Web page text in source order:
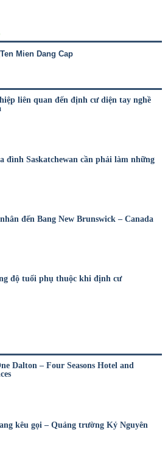
liên quan đến định cư diện tay nghề
đình Saskatchewan cần phải làm những
đến Bang New Brunswick – Canada
độ tuổi phụ thuộc khi định cư
Dalton – Four Seasons Hotel and
kêu gọi – Quảng trường Kỷ Nguyên